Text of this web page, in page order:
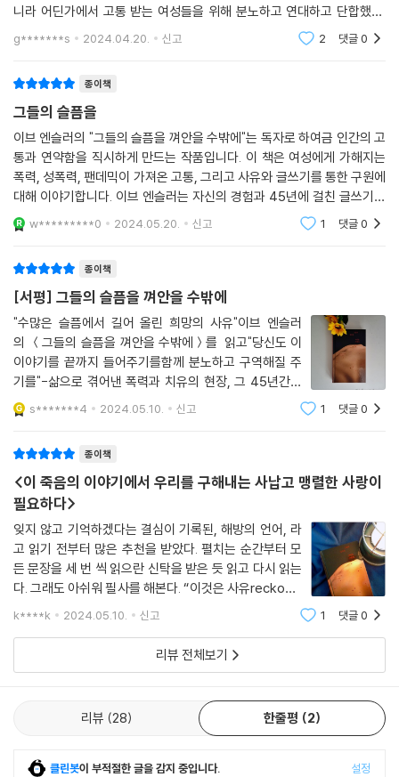
다. 지금 우리에게는 세상을 바꿀, 행동하는 사유가 필요하다. 이제 이 책은
단절된 우리가 다시 연결되기 위한 더 깊고 넓은 사유의 길잡이가 되어줄
것이다.
니라 어딘가에서 고통 받는 여성들을 위해 분노하고 연대하고 단합했다.
이 책은 고발이자 고백이며 끝내는 사랑이었다.저자는 어릴 적 아버지에게
강간을 당하고
g*******s 2024.04.20. 신고 2 댓글0
종이책
그들의 슬픔을
이브 엔슬러의 "그들의 슬픔을 껴안을 수밖에"는 독자로 하여금 인간의 고
통과 연약함을 직시하게 만드는 작품입니다. 이 책은 여성에게 가해지는
폭력, 성폭력, 팬데믹이 가져온 고통, 그리고 사유와 글쓰기를 통한 구원에
대해 이야기합니다. 이브 엔슬러는 자신의 경험과 45년에 걸친 글쓰기를
통해 이러한 주제들을 심도 있게 다루며 독자들에게 중요한 메시지를 전달
합니다.책의 첫
w*********0 2024.05.20. 신고 1 댓글0
종이책
[서평] 그들의 슬픔을 껴안을 수밖에
"수많은 슬픔에서 길어 올린 희망의 사유"이브 엔슬러
의 ＜그들의 슬픔을 껴안을 수밖에＞를 읽고"당신도 이
이야기를 끝까지 들어주기를함께 분노하고 구역해질 주
기를"-삶으로 겪어낸 폭력과 치유의 현장, 그 45년간의
기록- 물건처럼 취급되어지고, 유린 당하고, 잊혀지고, 보
이지는 않는 존재가 되고, 고통이 아무 의미도 없는 일이
s*******4 2024.05.10. 신고 1 댓글0
종이책
<이 죽음의 이야기에서 우리를 구해내는 사납고 맹렬한 사랑이
필요하다>
잊지 않고 기억하겠다는 결심이 기록된, 해방의 언어, 라
고 읽기 전부터 많은 추천을 받았다. 펼치는 순간부터 모
든 문장을 세 번 씩 읽으란 신탁을 받은 듯 읽고 다시 읽는
다. 그래도 아쉬워 필사를 해본다. “이것은 사유reckonin
g에 관한 이야기다.”“사유하기와 그것에서 파생되는 되
을 요구한다. 아주 길고 고요한 진공 상태
k****k 2024.05.10. 신고 1 댓글0
리뷰 전체보기
리뷰 28 한줄평 2
클린봇이 부적절한 글을 감지 중입니다. 설정